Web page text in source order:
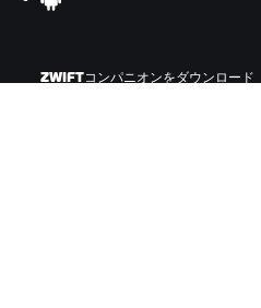
ZWIFTコンパニオンをダウンロード